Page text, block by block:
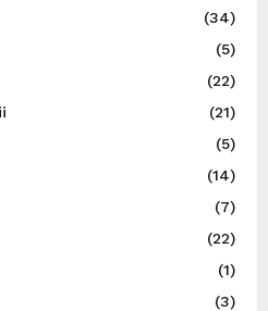
(34)
(5)
(22)
(21)
(5)
(14)
(7)
(22)
(1)
(3)